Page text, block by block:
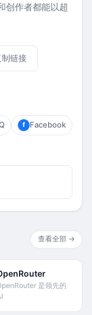
创作者都能以超
制链接
f Facebook
查看全部 →
是领先的